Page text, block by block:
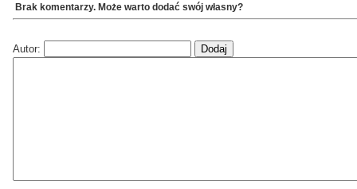
Brak komentarzy. Może warto dodać swój własny?
Autor: